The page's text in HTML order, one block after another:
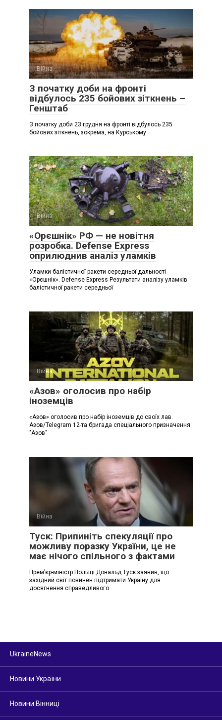
Війна
З початку доби на фронті
відбулось 235 бойових зіткнень –
Генштаб
З початку доби 23 грудня на фронті відбулось 235
бойових зіткнень, зокрема, на Курському
Війна
«Орєшнік» РФ — не новітня
розробка. Defense Express
оприлюднив аналіз уламків
Уламки балістичної ракети середньої дальності
«Орєшнік». Defense Express Результати аналізу уламків
балістичної ракети середньої
Війна
«Азов» оголосив про набір
іноземців
«Азов» оголосив про набір іноземців до своїх лав.
Азов/Telegram 12-та бригада спеціального призначення
"Азов"
Війна
Туск: Припиніть спекуляції про
можливу поразку України, це не
має нічого спільного з фактами
Премʼєр-міністр Польщі Дональд Туск заявив, що
західний світ повинен підтримати Україну для
досягнення справедливого
UkraineNews
Новини України
Новини Вінниці